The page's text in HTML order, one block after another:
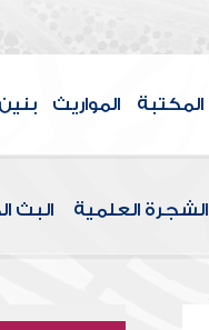
المكتبة المواريث
الشجرة العلمية البث